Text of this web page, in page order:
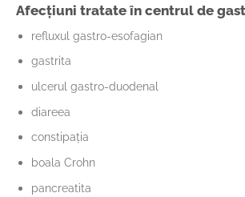
Afecțiuni tratate în centrul de
refluxul gastro-esofagian
gastrita
ulcerul gastro-duodenal
diareea
constipația
boala Crohn
pancreatita